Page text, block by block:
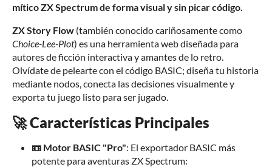
mítico ZX Spectrum de forma visual y sin picar código.
ZX Story Flow (también conocido cariñosamente como
Choice-Lee-Plot) es una herramienta web diseñada para
autores de ficción interactiva y amantes de lo retro.
Olvídate de pelearte con el código BASIC; diseña tu historia
mediante nodos, conecta las decisiones visualmente y
exporta tu juego listo para ser jugado.
🚀 Características Principales
📼 Motor BASIC "Pro": El exportador BASIC más
potente para aventuras ZX Spectrum: